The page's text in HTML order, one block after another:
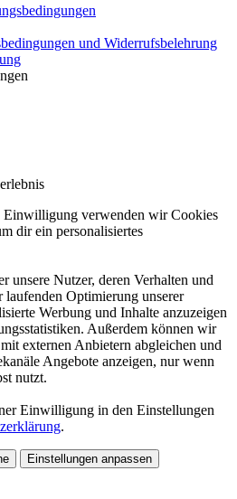
und Widerrufsbelehrung
verwenden wir Cookies
dir ein personalisiertes
unsere Nutzer, deren Verhalten und
Optimierung unserer
Werbung und Inhalte anzuzeigen
Außerdem können wir
externen Anbietern abgleichen und
Angebote anzeigen, nur wenn
nutzt.
Einwilligung in den Einstellungen
.
Einstellungen anpassen